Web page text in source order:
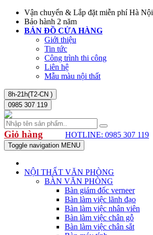
Vận chuyển & Lắp đặt miễn phí Hà Nội
Bảo hành 2 năm
BẢN ĐỒ CỬA HÀNG
Giới thiệu
Tin tức
Công trình thi công
Liên hệ
Mẫu màu nội thất
8h-21h(T2-CN )
0985 307 119
Giỏ hàng HOTLINE: 0985 307 119
Toggle navigation MENU
NỘI THẤT VĂN PHÒNG
BÀN VĂN PHÒNG
Bàn giám đốc verneer
Bàn làm việc lãnh đạo
Bàn làm việc nhân viên
Bàn làm việc chân gỗ
Bàn làm việc chân sắt